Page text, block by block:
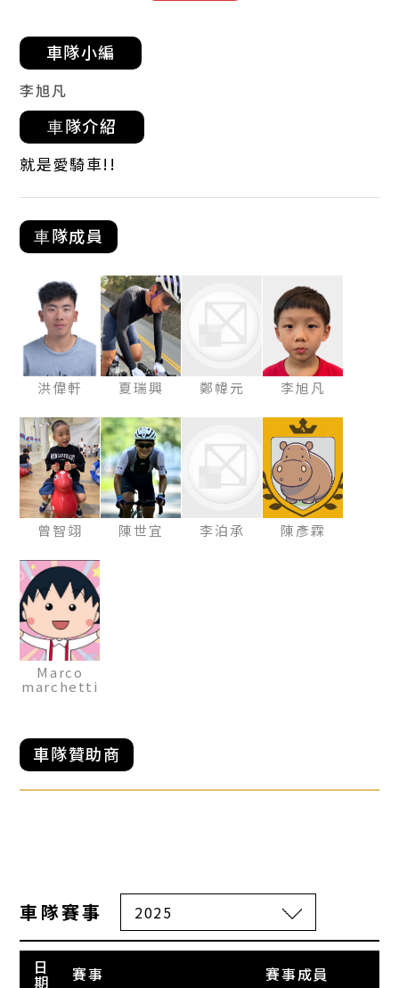
車隊小編
李旭凡
⾞隊介紹
就是愛騎車!!
⾞隊成員
洪偉軒 夏瑞興 鄭幃元 李旭凡
曾智翊 陳世宜 李泊承 陳彥霖
Marco
marchetti
車隊贊助商
車隊賽事
日
期 賽事 賽事成員